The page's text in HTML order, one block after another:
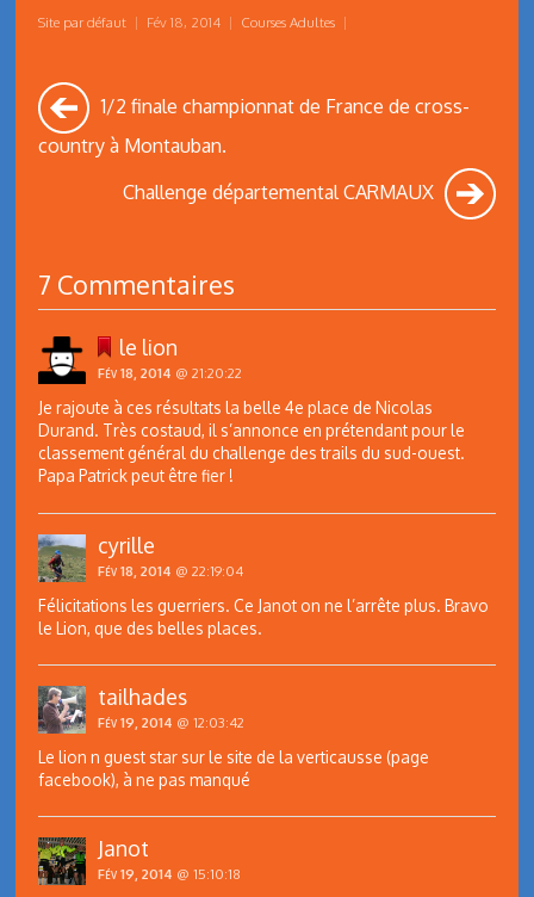
Site par défaut | Fév 18, 2014 | Courses Adultes |
1/2 finale championnat de France de cross-
country à Montauban.
Challenge départemental CARMAUX
7 Commentaires
le lion
Fév 18, 2014 @ 21:20:22
Je rajoute à ces résultats la belle 4e place de Nicolas
Durand. Très costaud, il s’annonce en prétendant pour le
classement général du challenge des trails du sud-ouest.
Papa Patrick peut être fier !
cyrille
Fév 18, 2014 @ 22:19:04
Félicitations les guerriers. Ce Janot on ne l’arrête plus. Bravo
le Lion, que des belles places.
tailhades
Fév 19, 2014 @ 12:03:42
Le lion n guest star sur le site de la verticausse (page
facebook), à ne pas manqué
Janot
Fév 19, 2014 @ 15:10:18